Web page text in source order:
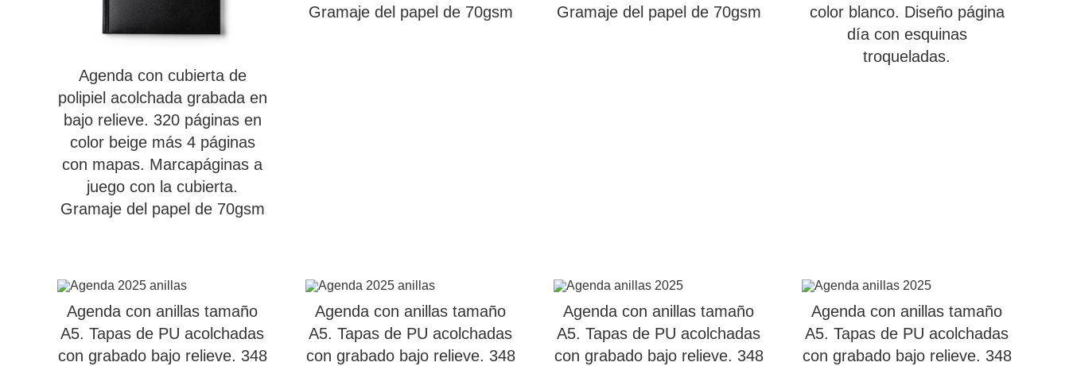
Agenda con cubierta de
polipiel acolchada grabada en
bajo relieve. 320 páginas en
color beige más 4 páginas
con mapas. Marcapáginas a
juego con la cubierta.
Gramaje del papel de 70gsm
Gramaje del papel de 70gsm
Gramaje del papel de 70gsm
color blanco. Diseño página
día con esquinas
troqueladas.
Agenda con anillas tamaño
A5. Tapas de PU acolchadas
con grabado bajo relieve. 348
Agenda con anillas tamaño
A5. Tapas de PU acolchadas
con grabado bajo relieve. 348
Agenda con anillas tamaño
A5. Tapas de PU acolchadas
con grabado bajo relieve. 348
Agenda con anillas tamaño
A5. Tapas de PU acolchadas
con grabado bajo relieve. 348